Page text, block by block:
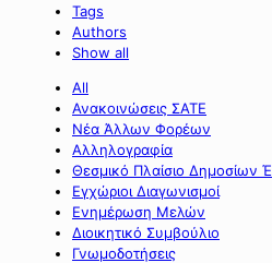
Tags
Authors
Show all
All
Ανακοινώσεις ΣΑΤΕ
Νέα Άλλων Φορέων
Αλληλογραφία
Θεσμικό Πλαίσιο Δημοσίων
Εγχώριοι Διαγωνισμοί
Ενημέρωση Μελών
Διοικητικό Συμβούλιο
Γνωμοδοτήσεις